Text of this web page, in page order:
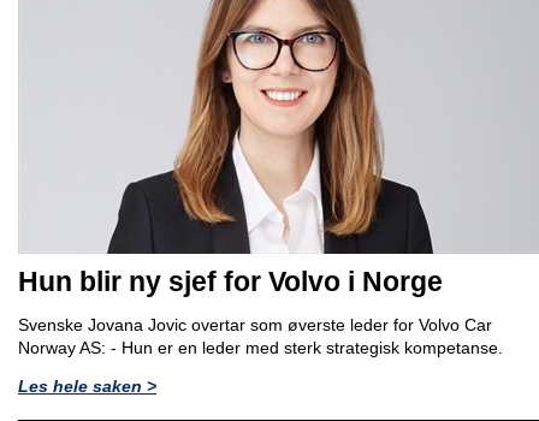
Hun blir ny sjef for Volvo i Norge
Svenske Jovana Jovic overtar som øverste leder for Volvo Car
Norway AS: - Hun er en leder med sterk strategisk kompetanse.
Les hele saken >